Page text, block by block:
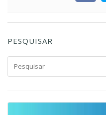
PESQUISAR